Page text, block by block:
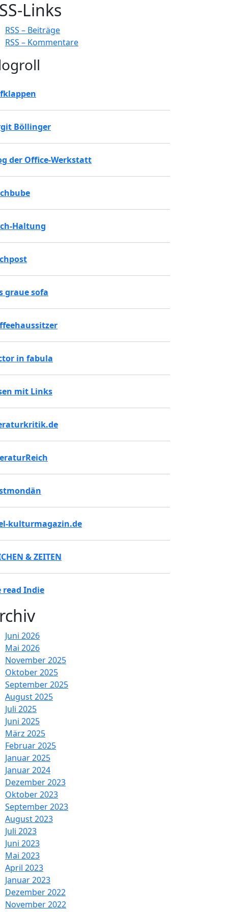
Links
RSS – Beiträge
RSS – Kommentare
Böllinger
der Office-Werkstatt
Haltung
graue sofa
in fabula
mit Links
kulturmagazin.de
& ZEITEN
read Indie
Juni 2026
Mai 2026
November 2025
Oktober 2025
September 2025
August 2025
Juli 2025
Juni 2025
März 2025
Februar 2025
Januar 2025
Januar 2024
Dezember 2023
Oktober 2023
September 2023
August 2023
Juli 2023
Juni 2023
Mai 2023
April 2023
Januar 2023
Dezember 2022
November 2022